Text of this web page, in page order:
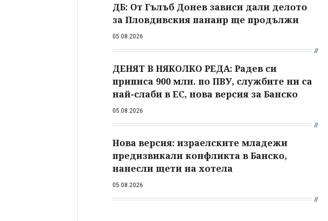
ДБ: От Гълъб Донев зависи дали делото
за Пловдивския панаир ще продължи
05.08.2026
ДЕНЯТ В НЯКОЛКО РЕДА: Радев си
приписа 900 млн. по ПВУ, службите ни са
най-слаби в ЕС, нова версия за Банско
05.08.2026
Нова версия: израелските младежи
предизвикали конфликта в Банско,
нанесли щети на хотела
05.08.2026